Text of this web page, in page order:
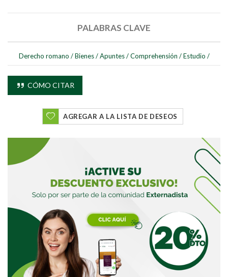
Buscar
Buscar
PALABRAS CLAVE
Derecho romano / Bienes / Apuntes / Comprehensión / Estudio /
CÓMO CITAR
AGREGAR A LA LISTA DE DESEOS